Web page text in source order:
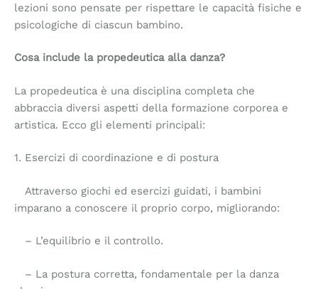
lezioni sono pensate per rispettare le capacità fisiche e
psicologiche di ciascun bambino.
Cosa include la propedeutica alla danza?
La propedeutica è una disciplina completa che
abbraccia diversi aspetti della formazione corporea e
artistica. Ecco gli elementi principali:
1. Esercizi di coordinazione e di postura
Attraverso giochi ed esercizi guidati, i bambini
imparano a conoscere il proprio corpo, migliorando:
– L’equilibrio e il controllo.
– La postura corretta, fondamentale per la danza